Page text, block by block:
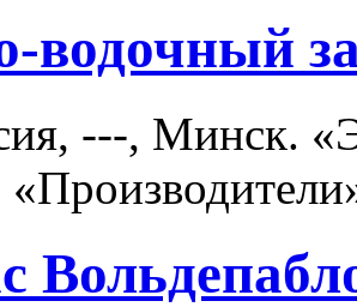
водочный
---, Минск.